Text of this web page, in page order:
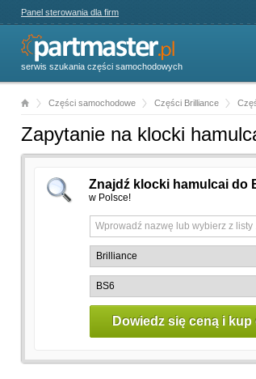
Panel sterowania dla firm
serwis szukania części samochodowych
Części samochodowe Części Brilliance
Zapytanie na klocki
Znajdź klocki hamulcai do
w Polsce!